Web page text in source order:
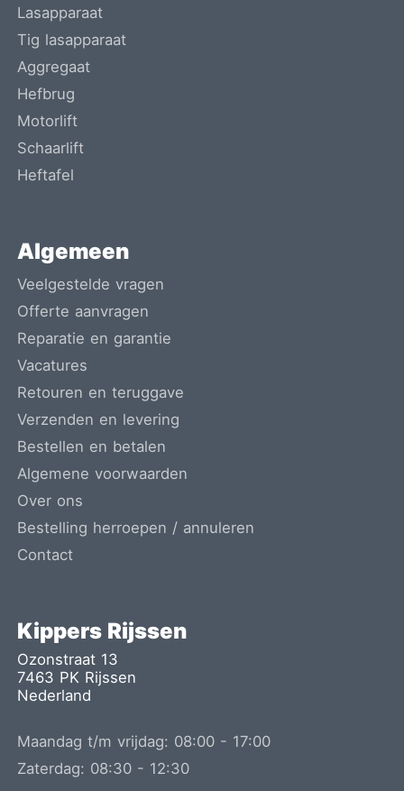
Lasapparaat
Tig lasapparaat
Aggregaat
Hefbrug
Motorlift
Schaarlift
Heftafel
Algemeen
Veelgestelde vragen
Offerte aanvragen
Reparatie en garantie
Vacatures
Retouren en teruggave
Verzenden en levering
Bestellen en betalen
Algemene voorwaarden
Over ons
Bestelling herroepen / annuleren
Contact
Kippers Rijssen
Ozonstraat 13
7463 PK Rijssen
Nederland
Maandag t/m vrijdag: 08:00 - 17:00
Zaterdag: 08:30 - 12:30